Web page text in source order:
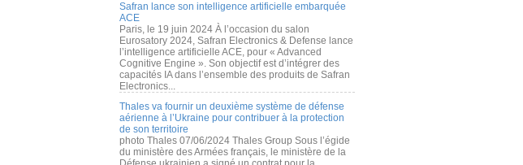
Safran lance son intelligence artificielle embarquée
ACE
Paris, le 19 juin 2024 À l’occasion du salon
Eurosatory 2024, Safran Electronics & Defense lance
l’intelligence artificielle ACE, pour « Advanced
Cognitive Engine ». Son objectif est d’intégrer des
capacités IA dans l’ensemble des produits de Safran
Electronics...
Thales va fournir un deuxième système de défense
aérienne à l’Ukraine pour contribuer à la protection
de son territoire
photo Thales 07/06/2024 Thales Group Sous l’égide
du ministère des Armées français, le ministère de la